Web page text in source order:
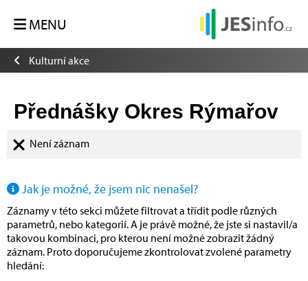
MENU
Kulturní akce
Přednášky Okres Rýmařov
Není záznam
Jak je možné, že jsem nic nenašel?
Záznamy v této sekci můžete filtrovat a třídit podle různých
parametrů, nebo kategorií. A je právě možné, že jste si nastavil/a
takovou kombinaci, pro kterou není možné zobrazit žádný
záznam. Proto doporučujeme zkontrolovat zvolené parametry
hledání: